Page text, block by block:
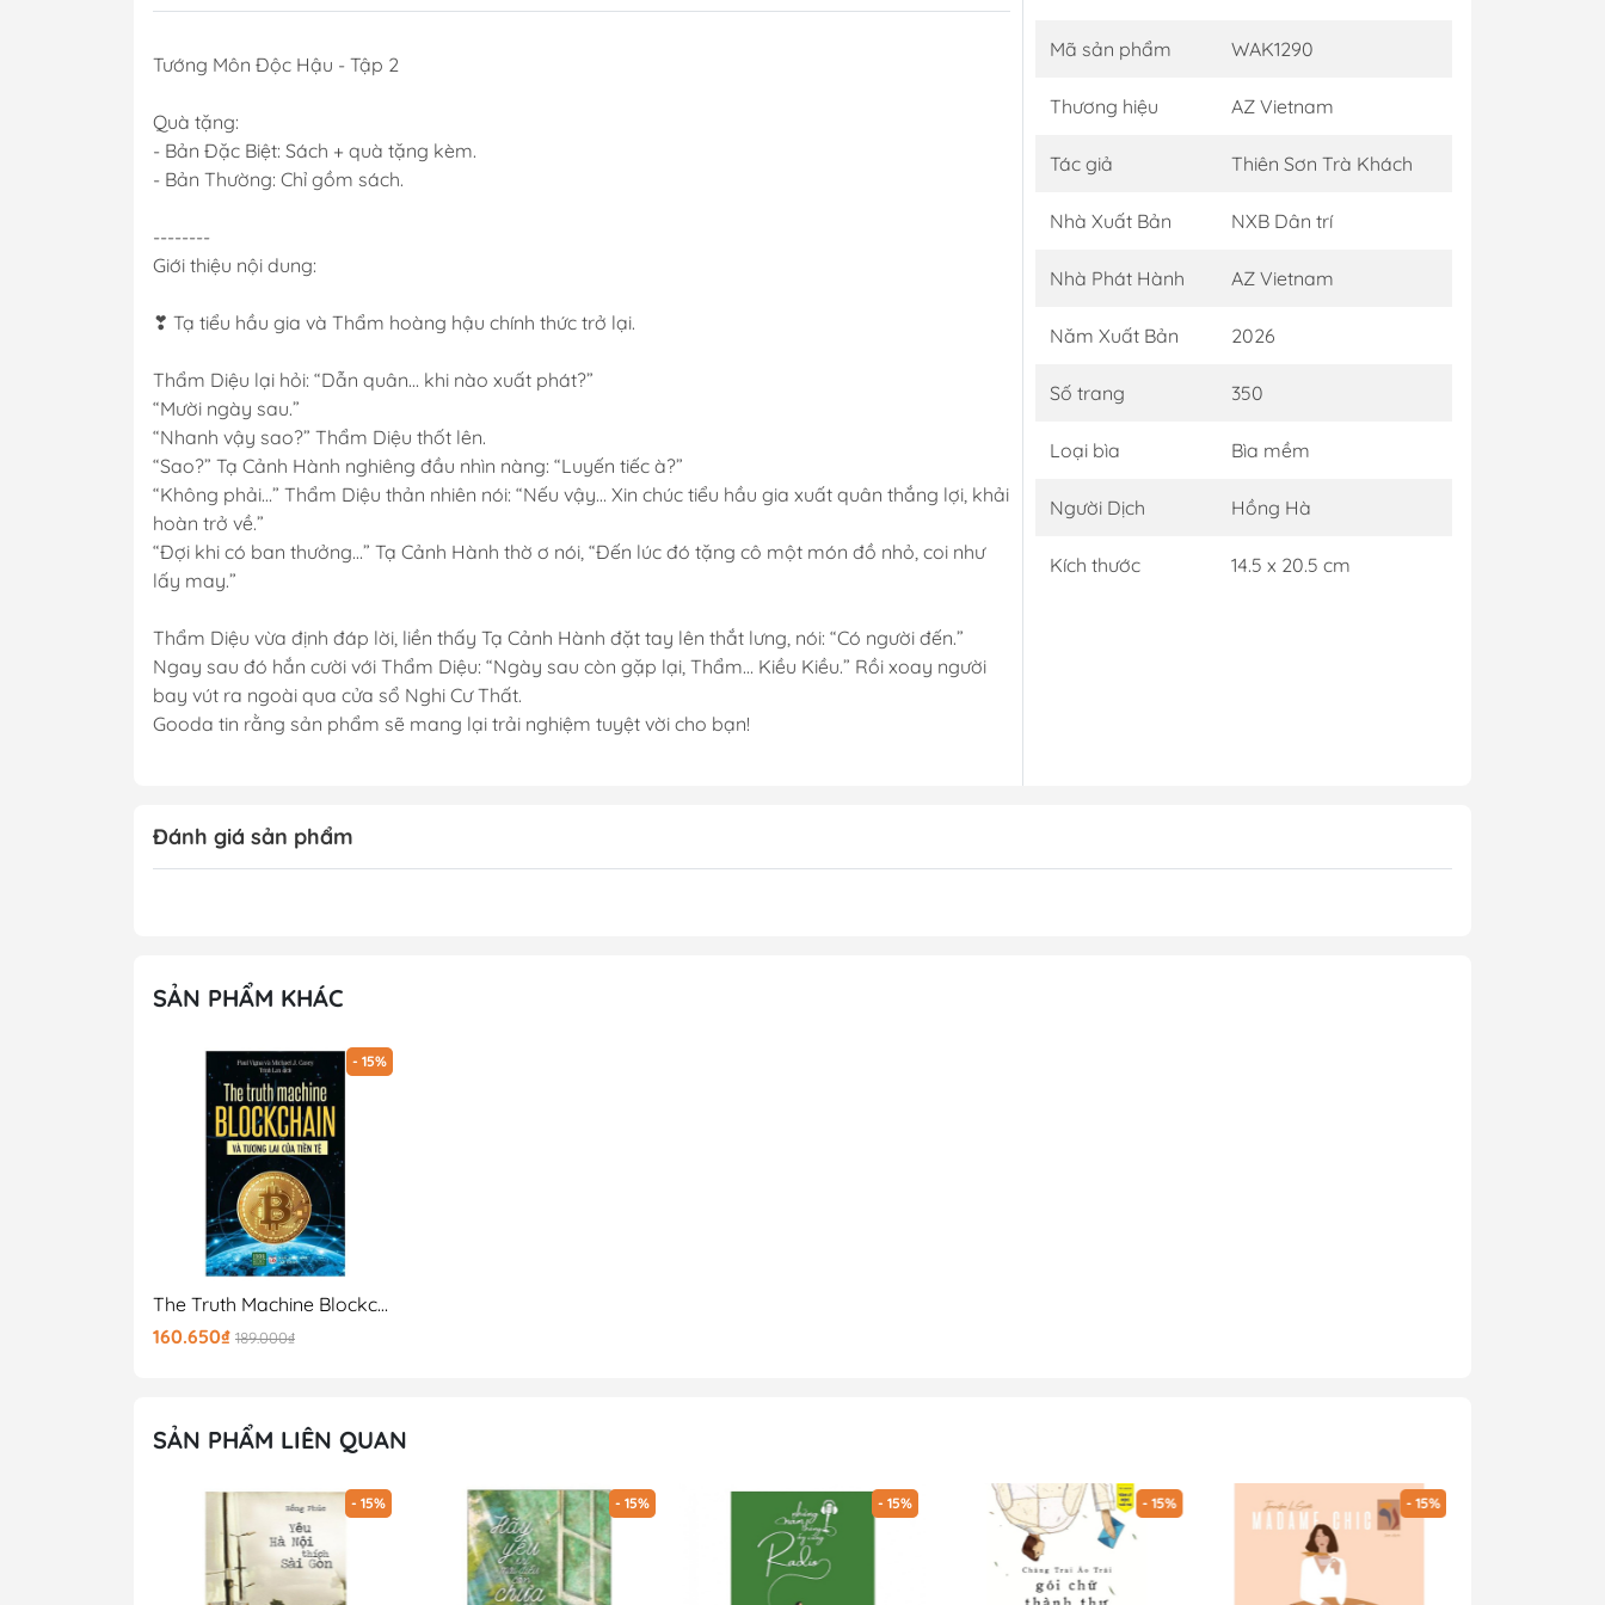
Tướng Môn Độc Hậu - Tập 2
Quà tặng:
- Bản Đặc Biệt: Sách + quà tặng kèm.
- Bản Thường: Chỉ gồm sách.
--------
Giới thiệu nội dung:
❣ Tạ tiểu hầu gia và Thẩm hoàng hậu chính thức trở lại.
Thẩm Diệu lại hỏi: “Dẫn quân… khi nào xuất phát?”
“Mười ngày sau.”
“Nhanh vậy sao?” Thẩm Diệu thốt lên.
“Sao?” Tạ Cảnh Hành nghiêng đầu nhìn nàng: “Luyến tiếc à?”
“Không phải…” Thẩm Diệu thản nhiên nói: “Nếu vậy… Xin chúc tiểu hầu gia xuất quân thắng lợi, khải
hoàn trở về.”
“Đợi khi có ban thưởng…” Tạ Cảnh Hành thờ ơ nói, “Đến lúc đó tặng cô một món đồ nhỏ, coi như
lấy may.”
Thẩm Diệu vừa định đáp lời, liền thấy Tạ Cảnh Hành đặt tay lên thắt lưng, nói: “Có người đến.”
Ngay sau đó hắn cười với Thẩm Diệu: “Ngày sau còn gặp lại, Thẩm… Kiều Kiều.” Rồi xoay người
bay vút ra ngoài qua cửa sổ Nghi Cư Thất.
Gooda tin rằng sản phẩm sẽ mang lại trải nghiệm tuyệt vời cho bạn!
Mã sản phẩm WAK1290
Thương hiệu AZ Vietnam
Tác giả Thiên Sơn Trà Khách
Nhà Xuất Bản NXB Dân trí
Nhà Phát Hành AZ Vietnam
Năm Xuất Bản 2026
Số trang 350
Loại bìa Bìa mềm
Người Dịch Hồng Hà
Kích thước 14.5 x 20.5 cm
Đánh giá sản phẩm
SẢN PHẨM KHÁC
- 15%
The Truth Machine Blockchain Và Tương Lai Của Tiền Tệ
160.650₫ 189.000₫
SẢN PHẨM LIÊN QUAN
- 15% - 15% - 15% - 15% - 15%